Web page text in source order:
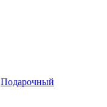
Подарочный